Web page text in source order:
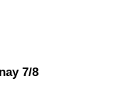
7/8